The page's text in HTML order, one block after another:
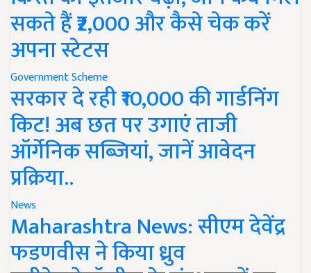
सकते हैं ₹2,000 और कैसे चेक करें
अपना स्टेटस
Government Scheme
सरकार दे रही ₹10,000 की गार्डनिंग
किट! अब छत पर उगाएं ताजी
ऑर्गेनिक सब्जियां, जानें आवेदन
प्रक्रिया..
News
Maharashtra News: सीएम देवेंद्र
फडणवीस ने किया ध्रुव